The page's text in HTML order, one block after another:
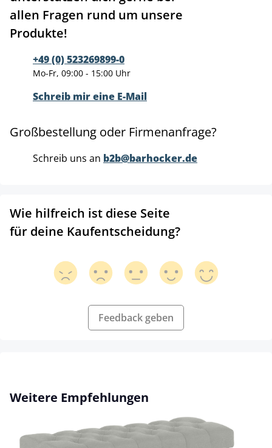
allen Fragen rund um unsere
Produkte!
+49 (0) 523269899-0
Mo-Fr, 09:00 - 15:00 Uhr
Schreib mir eine E-Mail
Großbestellung oder Firmenanfrage?
Schreib uns an b2b@barhocker.de
Wie hilfreich ist diese Seite
für deine Kaufentscheidung?
Feedback geben
Produktgalerie überspringen
Weitere Empfehlungen